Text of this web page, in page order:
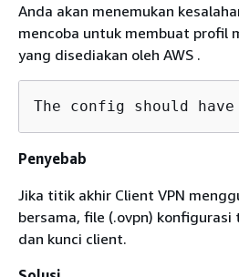
Anda akan menemukan
mencoba untuk membuat profil
yang disediakan oleh AWS .
The config should
Penyebab
Jika titik akhir Client VPN
bersama, file (.ovpn)
dan kunci client.